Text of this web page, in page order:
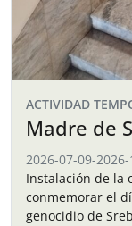
ACTIVIDAD
Madre de
2026-07-09-2026-
Instalación de la
conmemorar el
genocidio de